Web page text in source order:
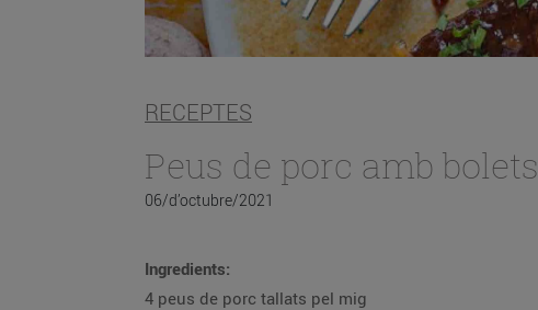
RECEPTES
Peus de porc amb bolets
06/d’octubre/2021
Ingredients:
4 peus de porc tallats pel mig